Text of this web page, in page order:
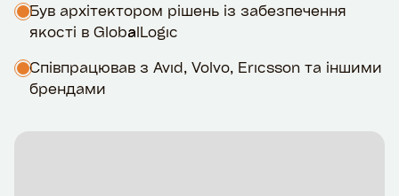
Був архітектором рішень із забезпечення
якості в GlobalLogic
Співпрацював з Avid, Volvo, Ericsson та іншими
брендами